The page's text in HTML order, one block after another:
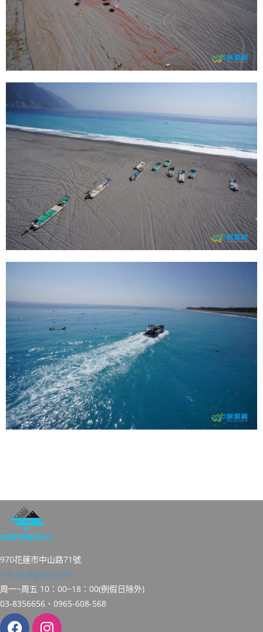
970花蓮市中山路71號
hlfc.ac@gmail.com
周一~周五 10：00~18：00(例假日除外)
03-8356656、0965-608-568